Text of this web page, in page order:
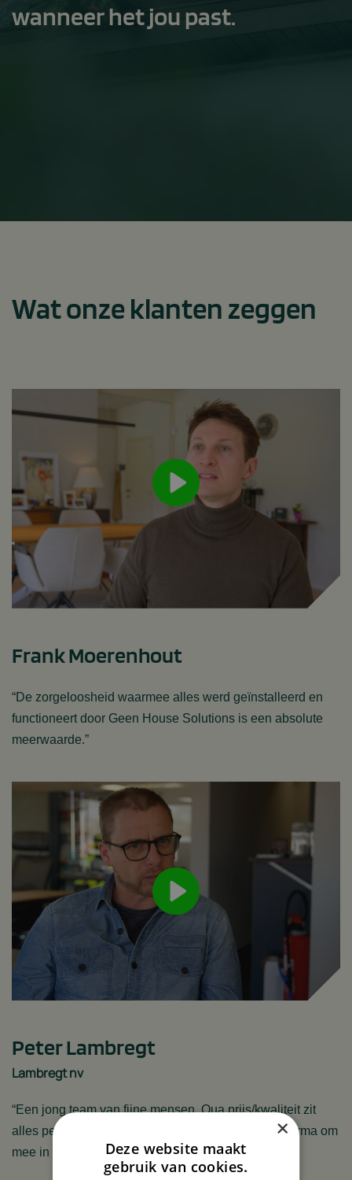
wanneer het jou past.
Wat onze klanten zeggen
Frank Moerenhout
“De zorgeloosheid waarmee alles werd geïnstalleerd en
functioneert door Geen House Solutions is een absolute
meerwaarde.”
Peter Lambregt
Lambregt nv
“Een jong team van fijne mensen. Qua prijs/kwaliteit zit
alles perfect. Green House Solutions is zeker een firma om
mee in zee te gaan!“
×
Deze website maakt
gebruik van cookies.